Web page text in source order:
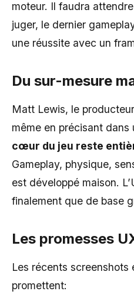
moteur. Il faudra
juger, le dernier
une réussite avec un
Du sur-mesure
Matt Lewis, le
même en précisant
cœur du jeu reste
Gameplay, physique,
est développé maison.
finalement que de base
Les promesses
Les récents screenshots
promettent: